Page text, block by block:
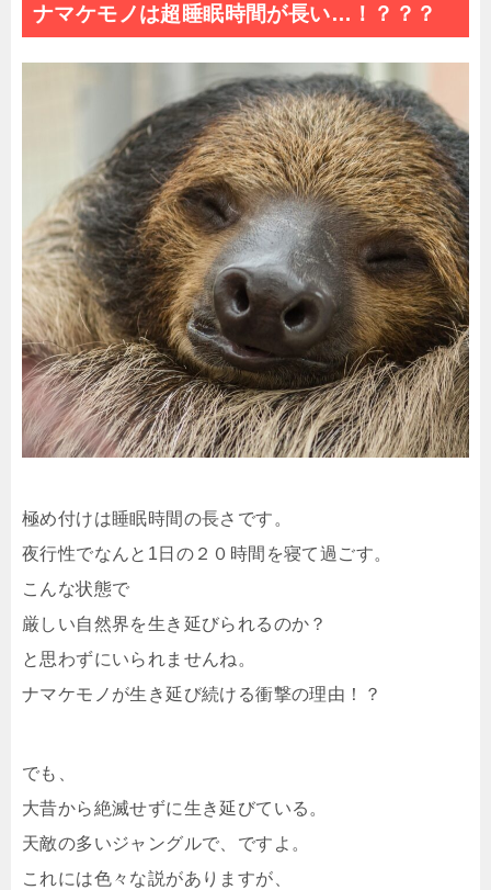
ナマケモノは超睡眠時間が長い…！？？？
極め付けは睡眠時間の長さです。
夜行性でなんと1日の２０時間を寝て過ごす。
こんな状態で
厳しい自然界を生き延びられるのか？
と思わずにいられませんね。
ナマケモノが生き延び続ける衝撃の理由！？
でも、
大昔から絶滅せずに生き延びている。
天敵の多いジャングルで、ですよ。
これには色々な説がありますが、